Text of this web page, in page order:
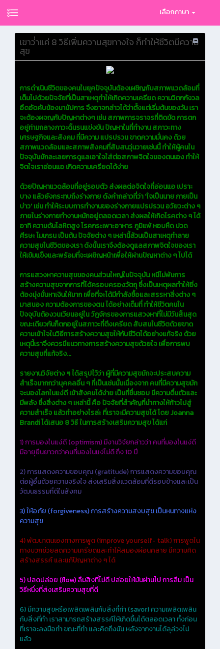
เลือกภาษา
เขาว่่าแค่ 8 วิธีเพิ่มความสุขทางใจ ก็ทำให้ชีวิตมีความ
สุข
การดำเนินชีวิตของคนในยุคปัจจุบันต้องเผชิญกับสภาพแวดล้อมที่
เต็มไปด้วยปัจจัยที่เป็นสาเหตุทำให้เกิดความเครียด ความวิตกกังวล
อึดอัดคับข้องนานัปการ จึงอาจกล่าวได้ว่าตั้งแต่เริ่มต้นของวัน เรา
จะต้องผจญกับปัญหาต่างๆ เช่น สภาพการจราจรที่ติดขัด การตก
อยู่ท่ามกลางภาวะดิ้นรนแข่งขัน ปัญหาในที่ทำงาน สภาวะทาง
เศรษฐกิจและสังคม ที่มีความ แปรปรวน ขาดความมั่นคง ด้วย
สภาพแวดล้อมและสภาพสังคมที่สับสนวุ่นวายเช่นนี้ ทำให้ผู้คนใน
ปัจจุบันมักละเลยการดูแลเอาใจใส่ต่อสภาพจิตใจของตนเอง ทำให้
จิตใจเราอ่อนแอ เกิดความเครียดได้ง่าย
ด้วยปัญหาแวดล้อมที่อยู่รอบตัว ส่งผลต่อจิตใจที่อ่อนแอ เปราะ
บาง แล้วยังกระทบถึงร่างกาย ดังคำกล่าวที่ว่า 'ใจเป็นนาย กายเป็น
บ่าว' เช่น ทำให้ระบบการทำงานของร่างกายแปรปรวน อวัยวะต่าง ๆ
ภายในร่างกายทำงานหนักอยู่ตลอดเวลา ส่งผลให้เกิดโรคต่าง ๆ ได้
อาทิ ความดันโลหิตสูง โรคกระเพาะอาหาร ภูมิแพ้ หอบหืด ปวด
ศีรษะ ไมเกรน เป็นต้น ปัจจัยต่าง ๆ เหล่านี้ล้วนเป็นสาเหตุทำลาย
ความสุขในชีวิตของเรา ดังนั้นเราจึงต้องดูแลสภาพจิตใจของเรา
ให้เข้มแข็งและพร้อมที่จะเผชิญหน้าเพื่อให้ผ่านปัญหาต่าง ๆ ไปได้
การแสวงหาความสุขของคนส่วนใหญ่ในปัจจุบัน หนีไม่พ้นการ
สร้างความสุขจากการที่ได้ครอบครองวัตถุ ซึ่งเป็นเหตุผลทำให้ยิ่ง
ต้องมุ่งมั่นหาเงินให้มาก เพื่อที่จะได้มีกำลังซื้อและสรรหาสิ่งต่าง ๆ
มาสนอง ความต้องการของตน ได้อย่างเต็มที่ ทำให้ชีวิตคนใน
ปัจจุบันต้องวนเวียนอยู่ใน วัฎจักรของการแสวงหาที่ไม่มีวันสิ้นสุด
ขณะเดียวกันก็ตกอยู่ในสภาวะที่ตึงเครียด สับสนในชีวิตด้วยขาด
ความเข้าใจในวิธีการสร้างความสุขให้กับชีวิตได้อย่างแท้จริง ด้วย
เหตุนี้เราจึงควรมีแนวทางการสร้างความสุขด้วยใจ เพื่อการพบ
ความสุขที่แท้จริง...
รายงานวิจัยต่าง ๆ ได้สรุปไว้ว่า ผู้ที่มีความสุขมักจะประสบความ
สำเร็จมากกว่าบุคคลอื่น ๆ ที่เป็นเช่นนั้นเนื่องจาก คนที่มีความสุขมัก
จะมองโลกในแง่ดี เข้าสังคมได้ง่าย เป็นที่ชื่นชอบ มีความตื่นตัวและ
มีพลัง ซึ่งสิ่งต่าง ๆ เหล่านี้ คือ ปัจจัยที่สำคัญที่นำทางให้ก้าวไปสู่
ความสำเร็จ แล้วทำอย่างไรล่ะ ที่เราจะมีความสุขได้ โดย Joanna
Brandi ได้เสนอ 8 วิธี ในการสร้างเสริมความสุข ได้แก่
1) การมองในแง่ดี (optimism) มีงานวิจัยกล่าวว่า คนที่มองในแง่ดี
มีอายุยืนยาวกว่าคนที่มองในแง่ไม่ดี ถึง 10 ปี
2) การแสดงความขอบคุณ (gratitude) การแสดงความขอบคุณ
ต่อผู้อื่นด้วยความจริงใจ ส่งเสริมสิ่งแวดล้อมที่ดีรอบข้างและเป็น
วัฒนธรรมที่ดีในสังคม
3) ให้อภัย (forgiveness) การสร้างความสงบสุข เป็นหนทางแห่ง
ความสุข
4) พัฒนาตนเองทางการพูด (improve yourself- talk) การพูดใน
ทางบวกช่วยลดความเครียดและทำให้สมองผ่อนคลาย มีความคิด
สร้างสรรค์ และแก้ปัญหาต่าง ๆ ได้
5) ปลดปล่อย (flow) ลืมสิงที่ไม่ดี ปล่อยให้มันผ่านไป การลืม เป็น
วิธีหนึ่งที่ส่งเสริมความสุขที่ดี
6) มีความสุขหรือเพลิดเพลินกับสิ่งที่ทำ (savor) ความเพลิดเพลิน
กับสิ่งที่ทำ เราสามารถสร้างสรรค์ให้เกิดขึ้นได้ตลอดเวลา ทั้งก่อน
ที่เราจะลงมือทำ ขณะที่ทำ และคิดถึงมัน หลังจากงานได้ลุล่วงไป
แล้ว